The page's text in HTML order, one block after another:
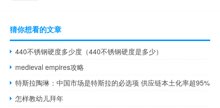
猜你想看的文章
440不锈钢硬度多少度（440不锈钢硬度是多少）
medieval empires攻略
特斯拉陶琳：中国市场是特斯拉的必选项 供应链本土化率超95%
怎样教幼儿拜年